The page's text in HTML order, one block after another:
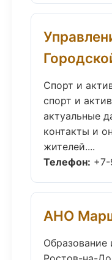
Спорт и
спорт и
актуальные
контакты и
жителей....
Телефон:
АНО
Образование